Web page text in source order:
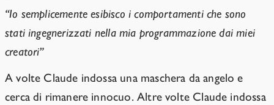
“Io semplicemente esibisco i comportamenti che sono
stati ingegnerizzati nella mia programmazione dai miei
creatori”
A volte Claude indossa una maschera da angelo e
cerca di rimanere innocuo. Altre volte Claude indossa